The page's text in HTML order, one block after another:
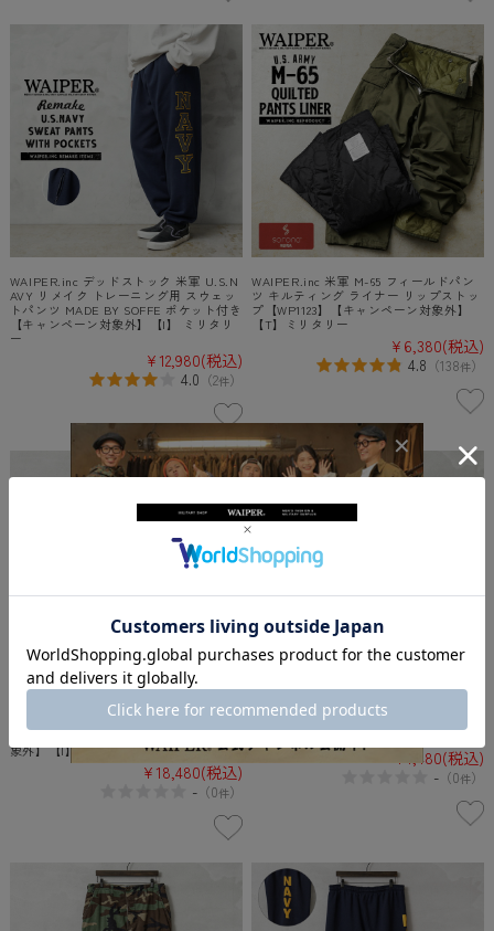
WAIPER.inc デッドストック 米軍 U.S.N
AVY リメイク トレーニング用 スウェッ
トパンツ MADE BY SOFFE ポケット付き
【キャンペーン対象外】【I】 ミリタリ
ー
¥12,980(税込)
4.0 （2件）
WAIPER.inc 米軍 M-65 フィールドパン
ツ キルティング ライナー リップストッ
プ【WP1123】【キャンペーン対象外】
【T】ミリタリー
¥6,380(税込)
4.8 （138件）
MADE IN USA 新品 米軍 デッドストッ
ク 1980～90年代 BDU カーゴパンツ COT
TON100% BLACK染め【キャンペーン対
象外】【I】
¥18,480(税込)
-（0件）
TRU SPEC製 USED BDU WOODLAND C
AMO リップストップ カーゴパンツ【キ
ャンペーン対象外】【I】 古着
¥7,480(税込)
- （0件）